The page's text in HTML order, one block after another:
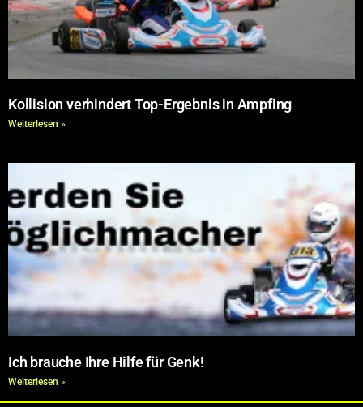
Kollision verhindert Top-Ergebnis in Ampfing
Weiterlesen »
Ich brauche Ihre Hilfe für Genk!
Weiterlesen »